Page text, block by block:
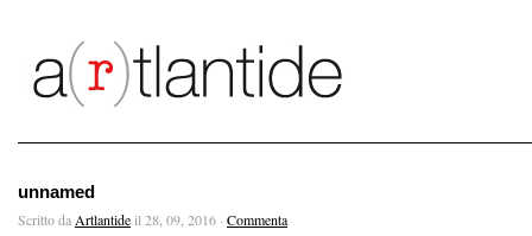
unnamed
Scritto da Artlantideil 28, 09, 2016 · Commenta